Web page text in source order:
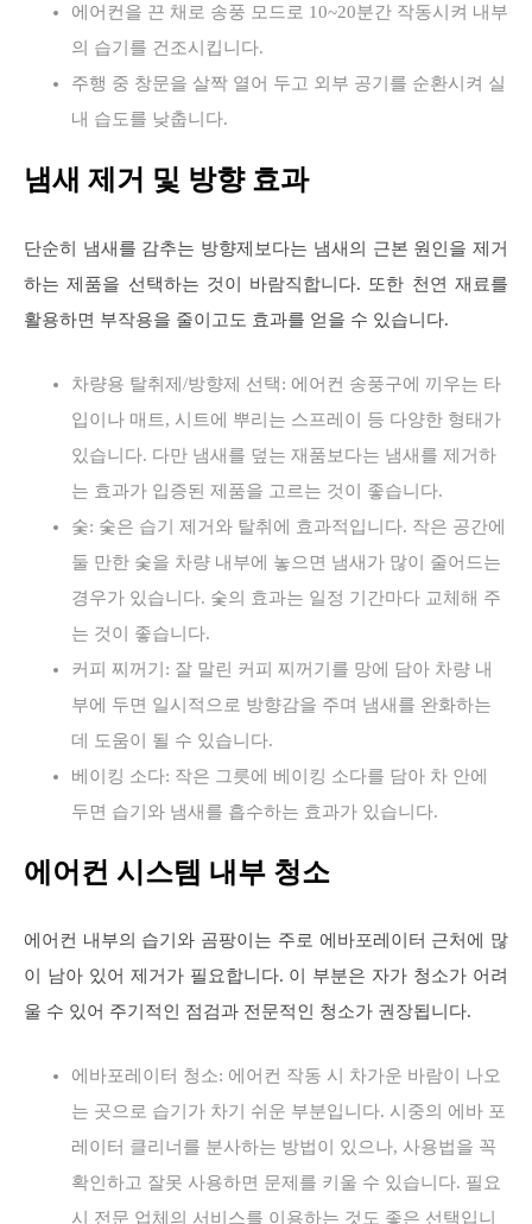
에어컨을 끈 채로 송풍 모드로 10~20분간 작동시켜 내부
의 습기를 건조시킵니다.
주행 중 창문을 살짝 열어 두고 외부 공기를 순환시켜 실
내 습도를 낮춥니다.
냄새 제거 및 방향 효과
단순히 냄새를 감추는 방향제보다는 냄새의 근본 원인을 제거
하는 제품을 선택하는 것이 바람직합니다. 또한 천연 재료를
활용하면 부작용을 줄이고도 효과를 얻을 수 있습니다.
차량용 탈취제/방향제 선택: 에어컨 송풍구에 끼우는 타
입이나 매트, 시트에 뿌리는 스프레이 등 다양한 형태가
있습니다. 다만 냄새를 덮는 재품보다는 냄새를 제거하
는 효과가 입증된 제품을 고르는 것이 좋습니다.
숯: 숯은 습기 제거와 탈취에 효과적입니다. 작은 공간에
둘 만한 숯을 차량 내부에 놓으면 냄새가 많이 줄어드는
경우가 있습니다. 숯의 효과는 일정 기간마다 교체해 주
는 것이 좋습니다.
커피 찌꺼기: 잘 말린 커피 찌꺼기를 망에 담아 차량 내
부에 두면 일시적으로 방향감을 주며 냄새를 완화하는
데 도움이 될 수 있습니다.
베이킹 소다: 작은 그릇에 베이킹 소다를 담아 차 안에
두면 습기와 냄새를 흡수하는 효과가 있습니다.
에어컨 시스템 내부 청소
에어컨 내부의 습기와 곰팡이는 주로 에바포레이터 근처에 많
이 남아 있어 제거가 필요합니다. 이 부분은 자가 청소가 어려
울 수 있어 주기적인 점검과 전문적인 청소가 권장됩니다.
에바포레이터 청소: 에어컨 작동 시 차가운 바람이 나오
는 곳으로 습기가 차기 쉬운 부분입니다. 시중의 에바 포
레이터 클리너를 분사하는 방법이 있으나, 사용법을 꼭
확인하고 잘못 사용하면 문제를 키울 수 있습니다. 필요
시 전문 업체의 서비스를 이용하는 것도 좋은 선택입니